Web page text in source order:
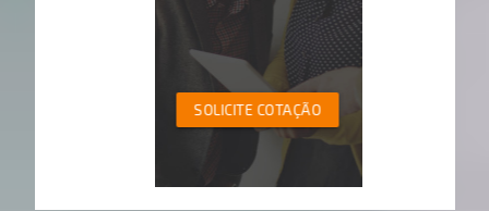
SOLICITE COTAÇÃO